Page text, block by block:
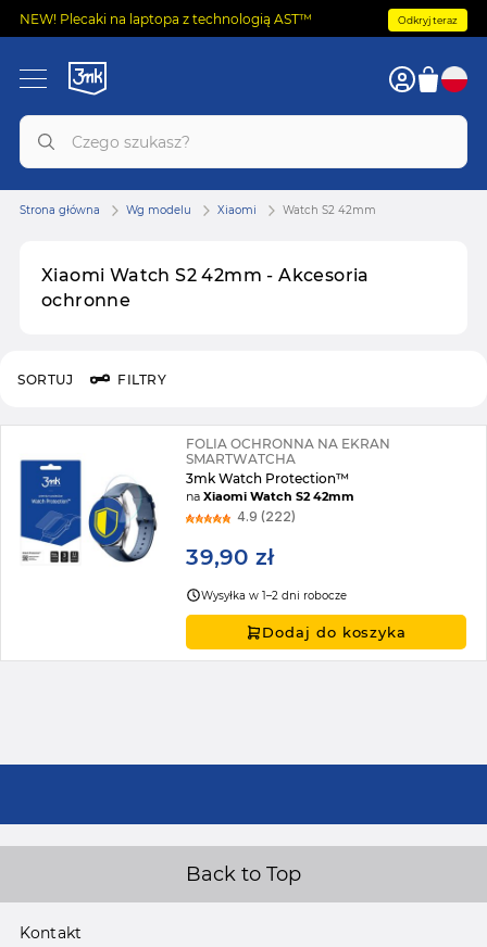
NEW! Plecaki na laptopa z technologią AST™ Odkryj teraz
Xiaomi Watch S2 42mm - Akcesoria
ochronne
Strona główna Wg modelu Xiaomi Watch S2 42mm
FILTRY
SORTUJ
FOLIA OCHRONNA NA EKRAN
SMARTWATCHA
3mk Watch Protection™
naXiaomi Watch S2 42mm
4.9 (222)
39,90 zł
Wysyłka w 1–2 dni robocze
Dodaj do koszyka
Back to Top
Kontakt